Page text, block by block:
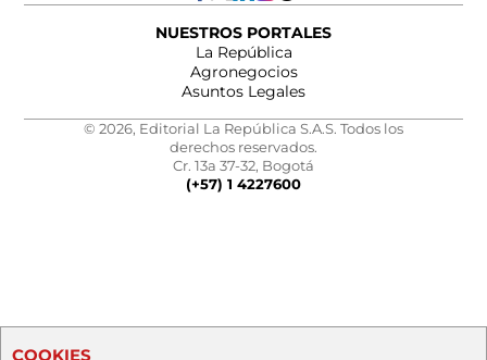
NUESTROS PORTALES
La República
Agronegocios
Asuntos Legales
© 2026, Editorial La República S.A.S. Todos los
derechos reservados.
Cr. 13a 37-32, Bogotá
(+57) 1 4227600
COOKIES